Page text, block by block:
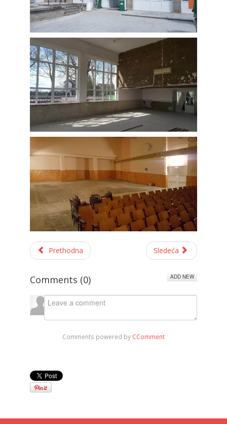
Prethodna Sledeća
Comments (0) ADD NEW
Comments powered by CComment